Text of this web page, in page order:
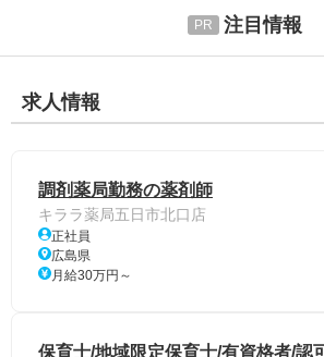
注目情報
求人情報
調剤薬局勤務の薬剤師
キララ薬局五日市北口店
正社員
広島県
月給30万円～
保育士/地域限定保育士/有資格者/認